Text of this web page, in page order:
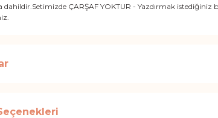
dahildir.Setimizde ÇARŞAF YOKTUR - Yazdırmak